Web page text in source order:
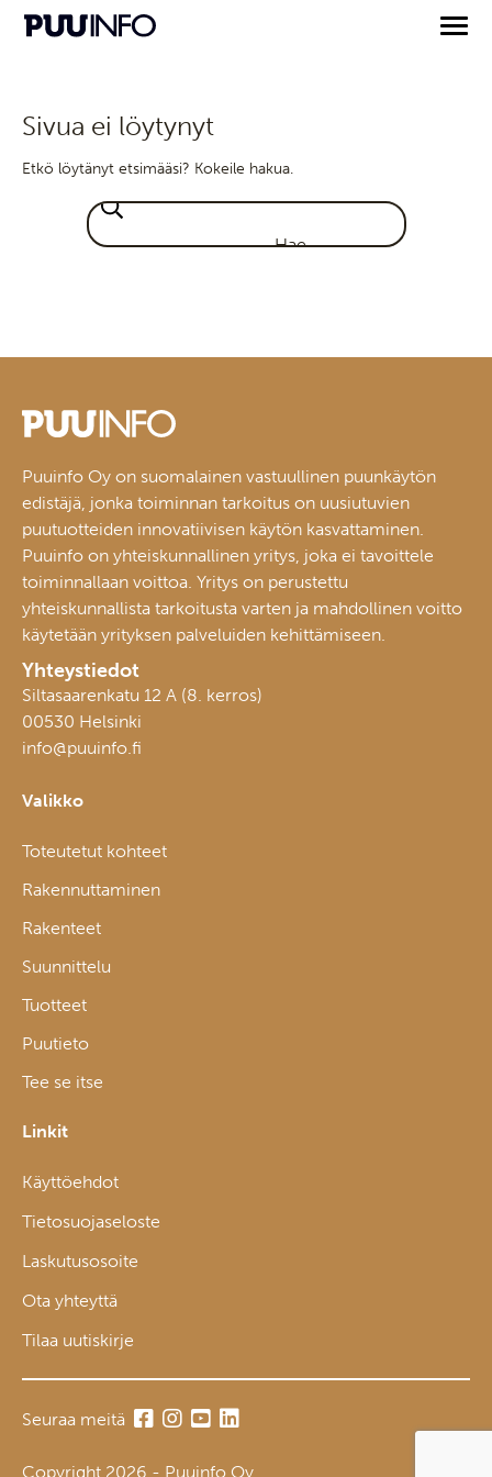
Sivua ei löytynyt
Etkö löytänyt etsimääsi? Kokeile hakua.
Puuinfo Oy on suomalainen vastuullinen puunkäytön
edistäjä, jonka toiminnan tarkoitus on uusiutuvien
puutuotteiden innovatiivisen käytön kasvattaminen.
Puuinfo on yhteiskunnallinen yritys, joka ei tavoittele
toiminnallaan voittoa. Yritys on perustettu
yhteiskunnallista tarkoitusta varten ja mahdollinen voitto
käytetään yrityksen palveluiden kehittämiseen.
Yhteystiedot
Siltasaarenkatu 12 A (8. kerros)
00530 Helsinki
info@puuinfo.fi
Valikko
Toteutetut kohteet
Rakennuttaminen
Rakenteet
Suunnittelu
Tuotteet
Puutieto
Tee se itse
Linkit
Käyttöehdot
Tietosuojaseloste
Laskutusosoite
Ota yhteyttä
Tilaa uutiskirje
Seuraa meitä
Copyright 2026 - Puuinfo Oy